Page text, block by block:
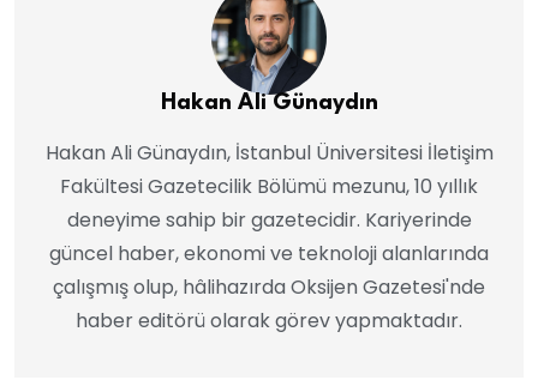
Hakan Ali Günaydın
Hakan Ali Günaydın, İstanbul Üniversitesi İletişim
Fakültesi Gazetecilik Bölümü mezunu, 10 yıllık
deneyime sahip bir gazetecidir. Kariyerinde
güncel haber, ekonomi ve teknoloji alanlarında
çalışmış olup, hâlihazırda Oksijen Gazetesi'nde
haber editörü olarak görev yapmaktadır.